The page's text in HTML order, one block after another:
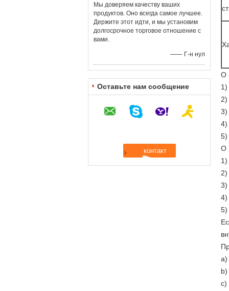
Мы доверяем качеству ваших
продуктов. Оно всегда самое лучшее.
Держите этот идти, и мы установим
долгосрочное торговое отношение с
вами.
—— Г-н нул
Оставьте нам сообщение
О
3)
4)
5)
О
1)
2)
3)
4)
5)
a)
c)